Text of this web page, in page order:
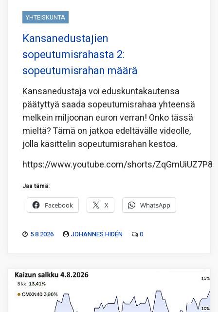
YHTEISKUNTA
Kansanedustajien
sopeutumisrahasta 2:
sopeutumisrahan määrä
Kansanedustaja voi eduskuntakautensa
päätyttyä saada sopeutumisrahaa yhteensä
melkein miljoonan euron verran! Onko tässä
mieltä? Tämä on jatkoa edeltävälle videolle,
jolla käsittelin sopeutumisrahan kestoa.
https://www.youtube.com/shorts/ZqGmUiUZ7P8
Jaa tämä:
Facebook X WhatsApp
5.8.2026 JOHANNES HIDÉN 0